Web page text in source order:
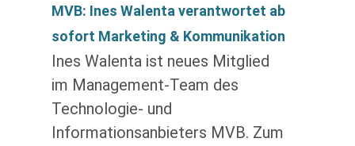
MVB: Ines Walenta verantwortet ab
sofort Marketing & Kommunikation
Ines Walenta ist neues Mitglied
im Management-Team des
Technologie- und
Informationsanbieters MVB. Zum